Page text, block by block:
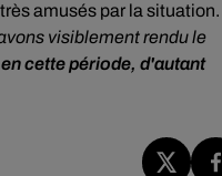
amusés par la situation.
visiblement rendu le
cette période, d'autant